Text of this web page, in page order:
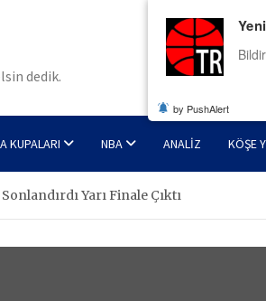
dedik.
KUPALARI NBA ANALIZ KÖŞE
Yarı Finale Çıktı
by PushAlert